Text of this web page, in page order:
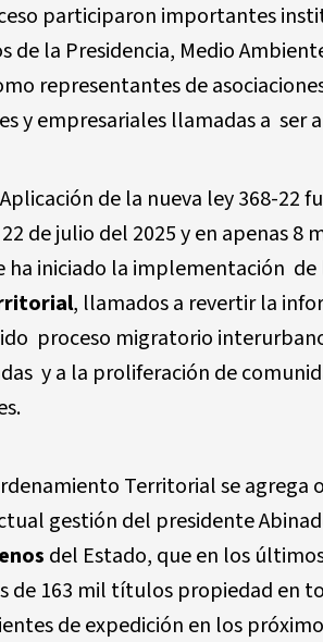
participaron importantes
de la Presidencia, Medio
representantes de
y empresariales llamadas a ser
de la nueva ley 368-22
de julio del 2025 y en apenas 8
ha iniciado la implementación de
, llamados a revertir la
proceso migratorio
y a la proliferación de
Territorial se
gestión del presidente
del Estado, que en los
163 mil títulos propiedad en
de expedición en los